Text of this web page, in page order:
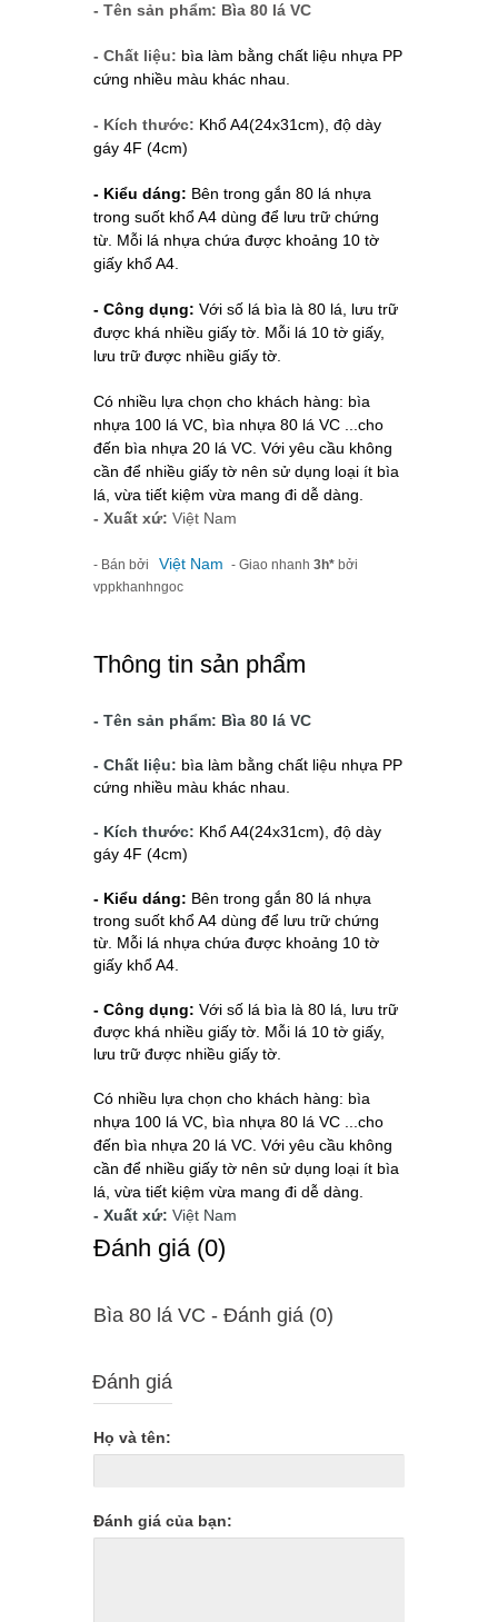
- Tên sản phẩm: Bìa 80 lá VC
- Chất liệu: bìa làm bằng chất liệu nhựa PP
cứng nhiều màu khác nhau.
- Kích thước: Khổ A4(24x31cm), độ dày
gáy 4F (4cm)
- Kiểu dáng: Bên trong gắn 80 lá nhựa
trong suốt khổ A4 dùng để lưu trữ chứng
từ. Mỗi lá nhựa chứa được khoảng 10 tờ
giấy khổ A4.
- Công dụng: Với số lá bìa là 80 lá, lưu trữ
được khá nhiều giấy tờ. Mỗi lá 10 tờ giấy,
lưu trữ được nhiều giấy tờ.
Có nhiều lựa chọn cho khách hàng: bìa
nhựa 100 lá VC, bìa nhựa 80 lá VC ...cho
đến bìa nhựa 20 lá VC. Với yêu cầu không
cần để nhiều giấy tờ nên sử dụng loại ít bìa
lá, vừa tiết kiệm vừa mang đi dễ dàng.
- Xuất xứ: Việt Nam
- Bán bởi Việt Nam - Giao nhanh 3h* bởi
vppkhanhngoc
Thông tin sản phẩm
- Tên sản phẩm: Bìa 80 lá VC
- Chất liệu: bìa làm bằng chất liệu nhựa PP
cứng nhiều màu khác nhau.
- Kích thước: Khổ A4(24x31cm), độ dày
gáy 4F (4cm)
- Kiểu dáng: Bên trong gắn 80 lá nhựa
trong suốt khổ A4 dùng để lưu trữ chứng
từ. Mỗi lá nhựa chứa được khoảng 10 tờ
giấy khổ A4.
- Công dụng: Với số lá bìa là 80 lá, lưu trữ
được khá nhiều giấy tờ. Mỗi lá 10 tờ giấy,
lưu trữ được nhiều giấy tờ.
Có nhiều lựa chọn cho khách hàng: bìa
nhựa 100 lá VC, bìa nhựa 80 lá VC ...cho
đến bìa nhựa 20 lá VC. Với yêu cầu không
cần để nhiều giấy tờ nên sử dụng loại ít bìa
lá, vừa tiết kiệm vừa mang đi dễ dàng.
- Xuất xứ: Việt Nam
Ðánh giá (0)
Bìa 80 lá VC - Ðánh giá (0)
Đánh giá
Họ và tên:
Đánh giá của bạn: